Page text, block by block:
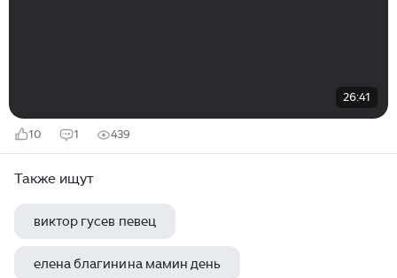
26:41
10 1 439
Также ищут
виктор гусев певец
елена благинина мамин день